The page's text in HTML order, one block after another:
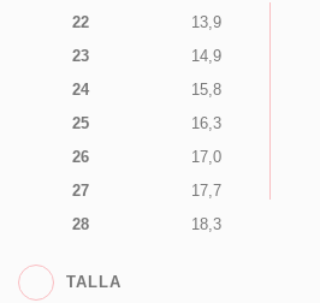
22
13,9
23
14,9
24
15,8
25
16,3
26
17,0
27
17,7
28
18,3
TALLA